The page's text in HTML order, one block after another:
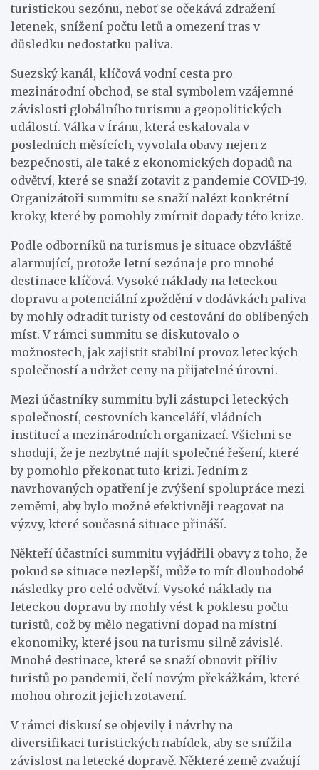
turistickou sezónu, neboť se očekává zdražení
letenek, snížení počtu letů a omezení tras v
důsledku nedostatku paliva.
Suezský kanál, klíčová vodní cesta pro
mezinárodní obchod, se stal symbolem vzájemné
závislosti globálního turismu a geopolitických
událostí. Válka v Íránu, která eskalovala v
posledních měsících, vyvolala obavy nejen z
bezpečnosti, ale také z ekonomických dopadů na
odvětví, které se snaží zotavit z pandemie COVID-19.
Organizátoři summitu se snaží nalézt konkrétní
kroky, které by pomohly zmírnit dopady této krize.
Podle odborníků na turismus je situace obzvláště
alarmující, protože letní sezóna je pro mnohé
destinace klíčová. Vysoké náklady na leteckou
dopravu a potenciální zpoždění v dodávkách paliva
by mohly odradit turisty od cestování do oblíbených
míst. V rámci summitu se diskutovalo o
možnostech, jak zajistit stabilní provoz leteckých
společností a udržet ceny na přijatelné úrovni.
Mezi účastníky summitu byli zástupci leteckých
společností, cestovních kanceláří, vládních
institucí a mezinárodních organizací. Všichni se
shodují, že je nezbytné najít společné řešení, které
by pomohlo překonat tuto krizi. Jedním z
navrhovaných opatření je zvýšení spolupráce mezi
zeměmi, aby bylo možné efektivněji reagovat na
výzvy, které současná situace přináší.
Někteří účastníci summitu vyjádřili obavy z toho, že
pokud se situace nezlepší, může to mít dlouhodobé
následky pro celé odvětví. Vysoké náklady na
leteckou dopravu by mohly vést k poklesu počtu
turistů, což by mělo negativní dopad na místní
ekonomiky, které jsou na turismu silně závislé.
Mnohé destinace, které se snaží obnovit příliv
turistů po pandemii, čelí novým překážkám, které
mohou ohrozit jejich zotavení.
V rámci diskusí se objevily i návrhy na
diversifikaci turistických nabídek, aby se snížila
závislost na letecké dopravě. Některé země zvažují